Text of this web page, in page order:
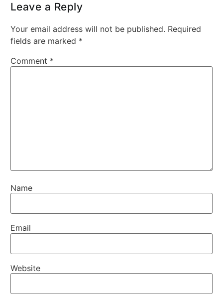
Leave a Reply
Your email address will not be published. Required
fields are marked *
Comment *
Name
Email
Website